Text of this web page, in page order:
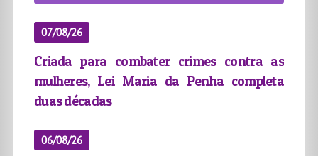
07/08/26
Criada para combater crimes contra as
mulheres, Lei Maria da Penha completa
duas décadas
06/08/26